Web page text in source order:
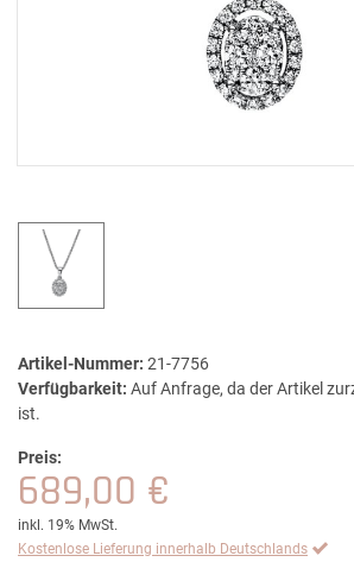
Artikel-Nummer: 21-7756
Verfügbarkeit: Auf Anfrage, da der Artikel
ist.
Preis:
689,00 €
inkl. 19% MwSt.
Kostenlose Lieferung innerhalb Deutschlands